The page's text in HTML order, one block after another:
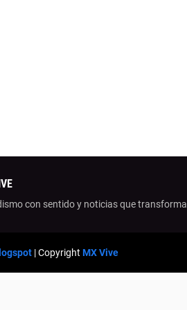
con sentido y noticias que
| Copyright MX Vive